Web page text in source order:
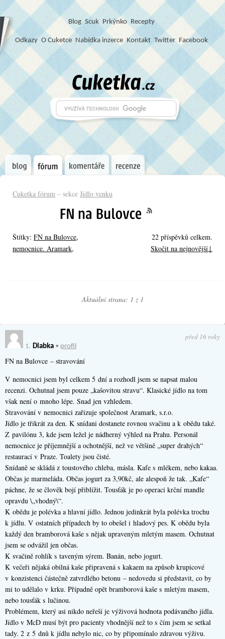
Blog Scuk Prkýnko Recepty
Odkazy O Cuketce Nabídka inzerce Kontakt Twitter Facebook
Cuketka fórum – sekce Jídlo venku
Štítky: FN na Bulovce,
nemocnice. Aramark,
22 příspěvků celkem.
Skočit na nejnovější↓
Aktuální strana: 1 z 1
1. Dlabka • profil
před 16 roky
FN na Bulovce – stravování
V nemocnici jsem byl celkem 5 dní a rozhodl jsem se napsat malou
recenzi. Ochutnal jsem pouze „kašovitou stravu“. Klasické jídlo na tom
však není o mnoho lépe. Snad jen vzhledem.
Stravování v nemocnici zařizuje společnost Aramark, s.r.o.
Jídlo je třikrát za den. K snídani dostanete rovnou svačinu a k obědu také.
Z pavilónu 3, kde jsem ležel je nádherný výhled na Prahu. Personál
nemocnice je příjemnější a ochotnější, než ve většině „super drahých“
restaurací v Praze. Toalety jsou čisté.
Snídaně se skládá z toustového chleba, másla. Kafe s mlékem, nebo kakaa.
Občas je marmeláda. Občas jogurt za 3,90kč, ale alespoň že tak. „Kafe“
páchne, že se člověk bojí přiblížit. Tousťák je po operaci krční mandle
opravdu \„vhodný\“.
K obědu je polévka a hlavní jídlo. Jednou jedinkrát byla polévka trochu
k jídlu. V ostatních případech by to obešel i hladový pes. K obědu byla
každý den bramborová kaše s nějak upraveným mletým masem. Ochutnat
jsem se odvážil jen občas.
K svačině rohlík s taveným sýrem. Banán, nebo jogurt.
K večeři nějaká obilná kaše připravená s kakaem na způsob krupicové
v konzistenci částečně zatvrdlého betonu – nedovedu si představit, co by
mi to udělalo v krku. Případně opět bramborová kaše s mletým masem,
nebo tousťák s lučinou.
Problémem, který asi nikdo neřeší je výživová hodnota podávaného jídla.
Jídlo v McD musí být pro pacienty vhodnější než to s čím jsem se setkal
tady. 2 z 5 dnů k jídlu nebylo nic, co by připomínalo zdravou výživu.